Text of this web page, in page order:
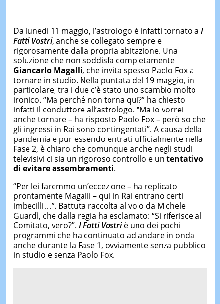
Da lunedì 11 maggio, l’astrologo è infatti tornato a I
Fatti Vostri, anche se collegato sempre e
rigorosamente dalla propria abitazione. Una
soluzione che non soddisfa completamente
Giancarlo Magalli, che invita spesso Paolo Fox a
tornare in studio. Nella puntata del 19 maggio, in
particolare, tra i due c’è stato uno scambio molto
ironico. “Ma perché non torna qui?” ha chiesto
infatti il conduttore all’astrologo. “Ma io vorrei
anche tornare – ha risposto Paolo Fox – però so che
gli ingressi in Rai sono contingentati”. A causa della
pandemia e pur essendo entrati ufficialmente nella
Fase 2, è chiaro che comunque anche negli studi
televisivi ci sia un rigoroso controllo e un tentativo
di evitare assembramenti.
“Per lei faremmo un’eccezione – ha replicato
prontamente Magalli – qui in Rai entrano certi
imbecilli…”. Battuta raccolta al volo da Michele
Guardì, che dalla regia ha esclamato: “Si riferisce al
Comitato, vero?”. I Fatti Vostriè uno dei pochi
programmi che ha continuato ad andare in onda
anche durante la Fase 1, ovviamente senza pubblico
in studio e senza Paolo Fox.